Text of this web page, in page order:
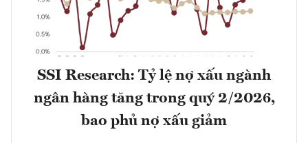
SSI Research: Tỷ lệ nợ xấu ngành
ngân hàng tăng trong quý 2/2026,
bao phủ nợ xấu giảm